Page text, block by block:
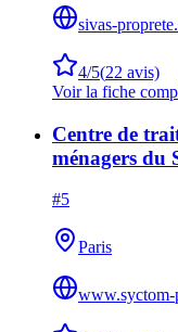
sivas-
4/5(22 avis)
Voir la fiche
Centre de
ménagers
#5
Paris
www.syctom-